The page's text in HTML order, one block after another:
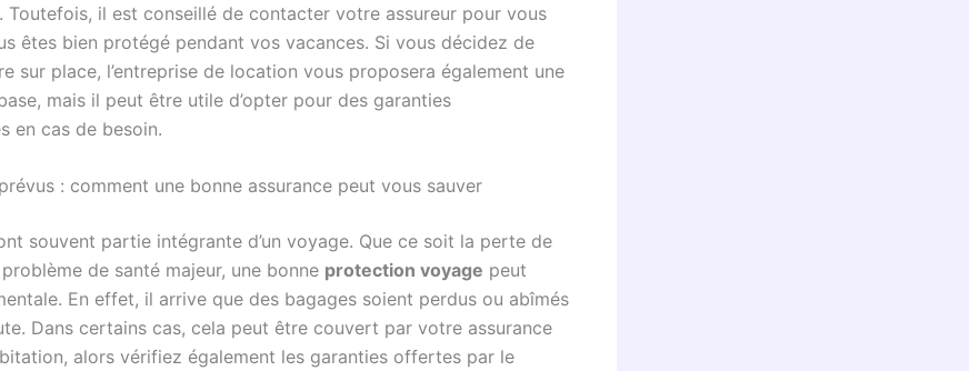
Toutefois, il est conseillé de contacter votre assureur pour vous
êtes bien protégé pendant vos vacances. Si vous décidez de
sur place, l’entreprise de location vous proposera également une
mais il peut être utile d’opter pour des garanties
en cas de besoin.
: comment une bonne assurance peut vous sauver
souvent partie intégrante d’un voyage. Que ce soit la perte de
de santé majeur, une bonne protection voyage peut
En effet, il arrive que des bagages soient perdus ou abîmés
Dans certains cas, cela peut être couvert par votre assurance
alors vérifiez également les garanties offertes par le